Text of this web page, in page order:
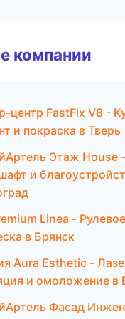
компании
центр FastFix V8 -
и покраска в Тверь
Этаж House -
и
Linea -
в Брянск
Aura Esthetic -
и омоложение в
Фасад